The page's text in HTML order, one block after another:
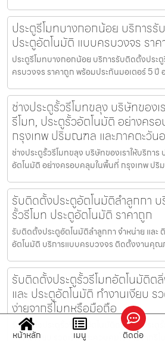
ประตูรีโมทบางกอกน้อย บริการรั
ประตูอัตโนมัติ แบบครบวงจร ราค
ประตูรีโมทบางกอกน้อย บริการรับติดตั้งประ
ครบวงจร ราคาถูก พร้อมประกันมอเตอร์ 5 ปี
ช่างประตูรั้วรีโมทขลุง บริษัทของเ
รีโมท, ประตูรั้วอัตโนมัติ อย่างคร
กรุงเทพ ปริมณฑล และภาคตะวัน
ช่างประตูรั้วรีโมทขลุง บริษัทของเราให้บริการ
อัตโนมัติ อย่างครอบคลุมในพื้นที่ กรุงเทพ ปริ
รับติดตั้งประตูอัตโนมัติลำลูกกา
รั้วรีโมท ประตูอัตโนมัติ ราคาถูก
รับติดตั้งประตูอัตโนมัติลำลูกกา จำหน่าย และ
อัตโนมัติ บริการแบบครบวงจร ติดตั้งงานคุณ
รับติดตั้งประตูรั้วรีโมทอัตโนมัติต
และ ประตูอัตโนมัติ ทำงานเงียบ ร
ง่ายจากรีโมทหรือมือถือ
รับติดตั้งประตูรั้วรีโมทอัตโนมัติตลิ่งชัน ประตู
ทำงานเงียบ รวดเร็ว และควบคุมได้ง่ายจากรีโม
หน้าหลัก เมนู ติดต่อ